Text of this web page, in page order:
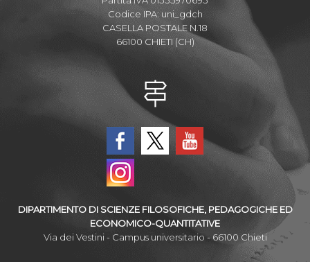
Codice IPA: uni_gdch
CASELLA POSTALE N.18
66100 CHIETI (CH)
DIPARTIMENTO DI SCIENZE FILOSOFICHE, PEDAGOGICHE ED
ECONOMICO-QUANTITATIVE
Via dei Vestini - Campus universitario - 66100 Chieti